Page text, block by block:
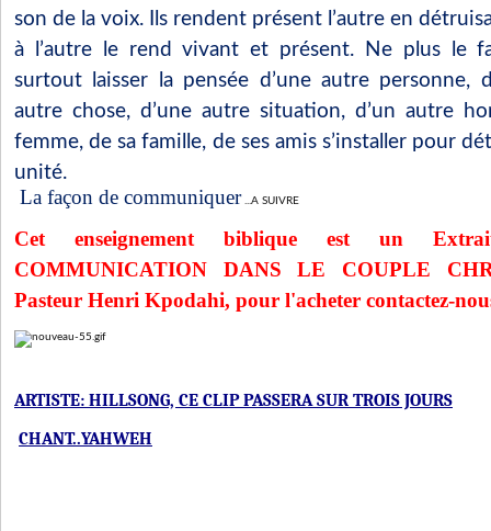
son de la voix. Ils rendent présent l’autre en
à l’autre le rend vivant et présent. Ne plus le
surtout laisser la pensée d’une autre personne,
autre chose, d’une autre situation, d’un autre
femme, de sa famille, de ses amis s’installer pour
unité.
La façon de communiquer ...A SUIVRE
Cet enseignement biblique est un
COMMUNICATION DANS LE COUPLE
Pasteur Henri Kpodahi, pour l'acheter contactez-
ARTISTE: HILLSONG, CE CLIP PASSERA SUR TROIS JOURS
CHANT..YAHWEH